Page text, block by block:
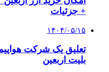
+ جزئیات
۱۴۰۴/۰۵/۱۵
تعلیق یک شرکت
بلیت اربعین